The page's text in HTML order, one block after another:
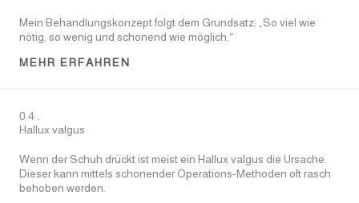
Mein Behandlungskonzept folgt dem Grundsatz: „So viel wie
nötig, so wenig und schonend wie möglich.“
MEHR ERFAHREN
04.
Hallux valgus
Wenn der Schuh drückt ist meist ein Hallux valgus die Ursache.
Dieser kann mittels schonender Operations-Methoden oft rasch
behoben werden.